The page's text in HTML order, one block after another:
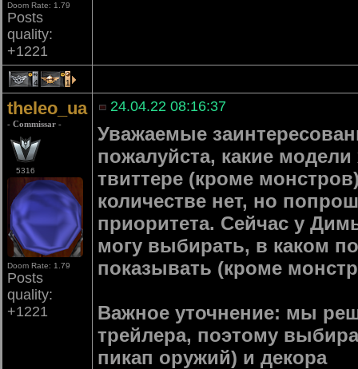
Doom Rate: 1.79
Posts
quality:
+1221
4 1
theleo_ua
- Commissar -
5316
Doom Rate: 1.79
Posts
quality:
+1221
24.04.22 08:16:37
Уважаемые
пожалуйста, какие
твиттере (кроме
количестве нет, но
приоритета. Сейчас у
могу выбирать, в каком
показывать (кроме
Важное уточнение: мы
трейлера, поэтому
пикап оружий) и декора